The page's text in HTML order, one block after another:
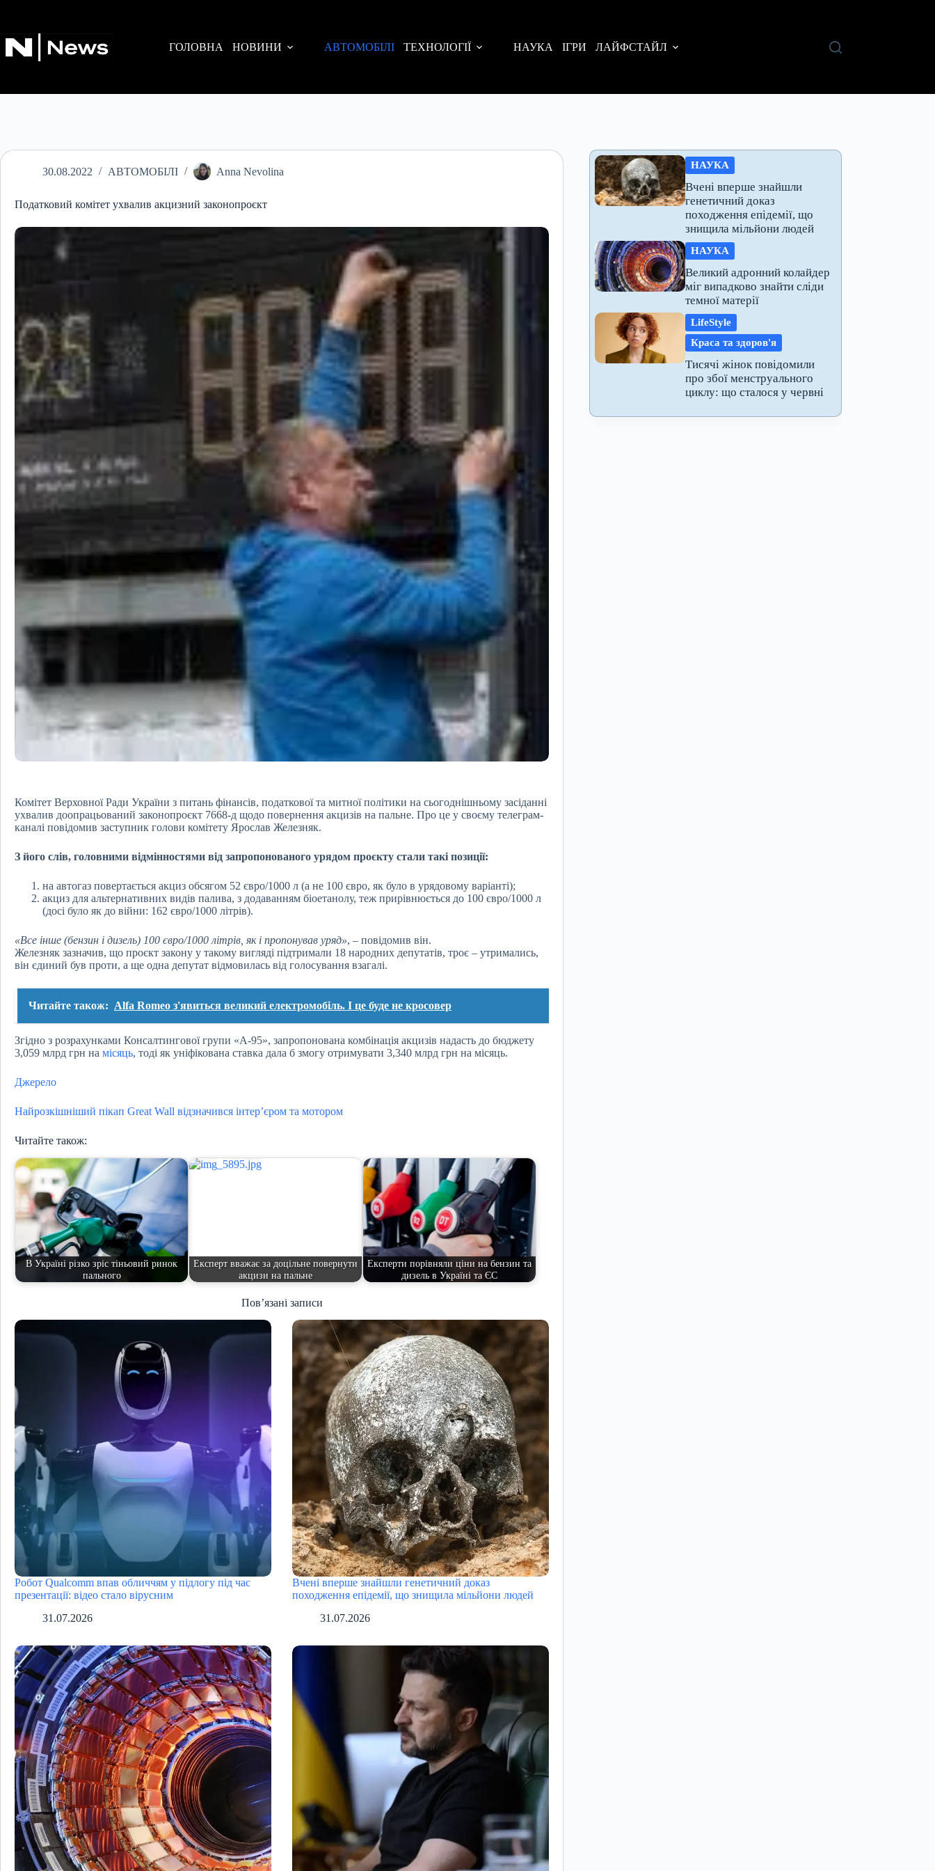
ГОЛОВНА
НОВИНИ АВТОМОБІЛІ ТЕХНОЛОГІЇ НАУКА ІГРИ ЛАЙФСТАЙЛ
30.08.2022 АВТОМОБІЛІ Anna Nevolina
Податковий комітет ухвалив акцизний законопроєкт
Комітет Верховної Ради України з питань фінансів, податкової та митної політики на сьогоднішньому засіданні
ухвалив доопрацьований законопроєкт 7668-д щодо повернення акцизів на пальне. Про це у своєму телеграм-
каналі повідомив заступник голови комітету Ярослав Железняк.
З його слів, головними відмінностями від запропонованого урядом проєкту стали такі позиції:
на автогаз повертається акциз обсягом 52 євро/1000 л (а не 100 євро, як було в урядовому варіанті);
акциз для альтернативних видів палива, з додаванням біоетанолу, теж прирівнюється до 100 євро/1000 л
(досі було як до війни: 162 євро/1000 літрів).
«Все інше (бензин і дизель) 100 євро/1000 літрів, як і пропонував уряд», – повідомив він.
Железняк зазначив, що проєкт закону у такому вигляді підтримали 18 народних депутатів, троє – утримались,
він єдиний був проти, а ще одна депутат відмовилась від голосування взагалі.
Читайте також: Alfa Romeo з'явиться великий електромобіль. І це буде не кросовер
Згідно з розрахунками Консалтингової групи «А-95», запропонована комбінація акцизів надасть до бюджету
3,059 млрд грн на місяць, тоді як уніфікована ставка дала б змогу отримувати 3,340 млрд грн на місяць.
Джерело
Найрозкішніший пікап Great Wall відзначився інтер’єром та мотором
Читайте також:
В Україні різко зріс тіньовий ринок
пального
Експерт вважає за доцільне повернути
акцизи на пальне
Експерти порівняли ціни на бензин та
дизель в Україні та ЄС
Пов’язані записи
Робот Qualcomm впав обличчям у підлогу під час
презентації: відео стало вірусним
31.07.2026
Вчені вперше знайшли генетичний доказ
походження епідемії, що знищила мільйони людей
31.07.2026
НАУКА
Вчені вперше знайшли
генетичний доказ
походження епідемії, що
знищила мільйони людей
НАУКА
Великий адронний колайдер
міг випадково знайти сліди
темної матерії
LifeStyle
Краса та здоров'я
Тисячі жінок повідомили
про збої менструального
циклу: що сталося у червні